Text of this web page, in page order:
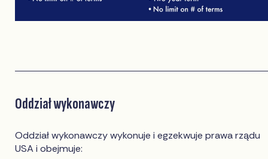
Oddział wykonawczy
Oddział wykonawczy wykonuje i egzekwuje prawa rządu
USA i obejmuje: